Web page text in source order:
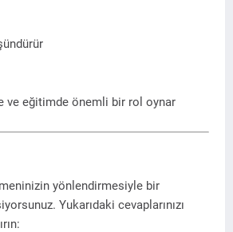
ve eğitimde önemli bir rol oynar
yönlendirmesiyle bir
Yukarıdaki cevaplarınızı